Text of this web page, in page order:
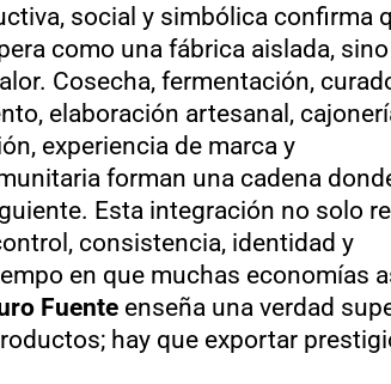
social y simbólica confirma
como una fábrica aislada,
Cosecha, fermentación,
elaboración artesanal,
experiencia de marca y
forman una cadena
Esta integración no solo
consistencia, identidad y
en que muchas economías
Fuenteenseña una verdad
hay que exportar